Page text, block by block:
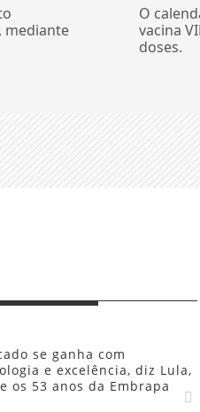
mediante
O
vacina
doses.
se ganha com
e excelência, diz Lula,
os 53 anos da Embrapa